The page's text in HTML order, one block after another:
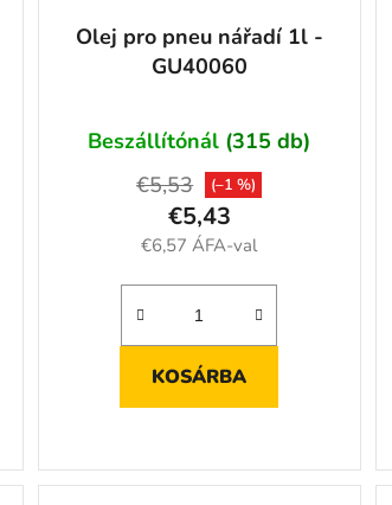
Olej pro pneu nářadí 1l -
GU40060
Beszállítónál (315 db)
€6,57 ÁFA-val
€5,43
€5,53 (–1 %)
KOSÁRBA